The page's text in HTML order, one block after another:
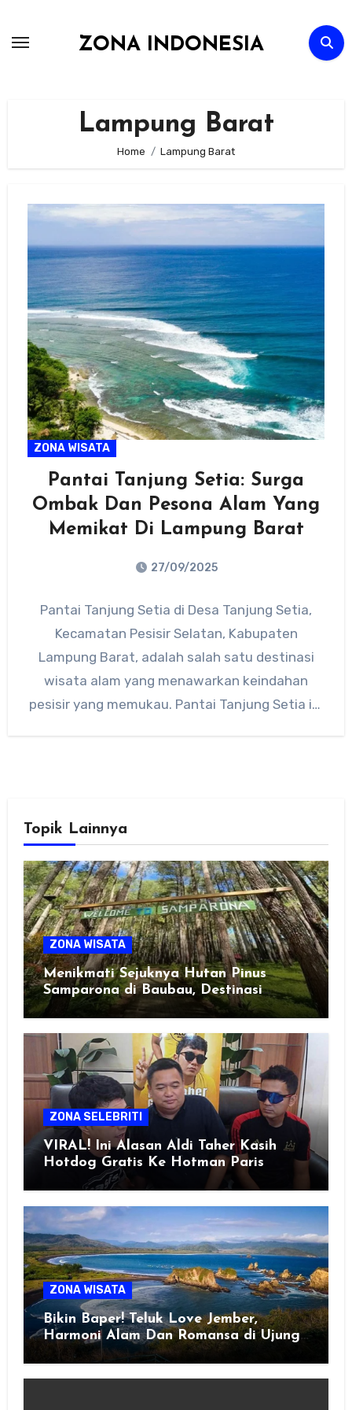
ZONA INDONESIA
Lampung Barat
Home Lampung Barat
ZONA WISATA
Pantai Tanjung Setia: Surga
Ombak Dan Pesona Alam Yang
Memikat Di Lampung Barat
27/09/2025
Comments
Pantai Tanjung Setia di Desa Tanjung Setia,
Kecamatan Pesisir Selatan, Kabupaten
Lampung Barat, adalah salah satu destinasi
wisata alam yang menawarkan keindahan
pesisir yang memukau. Pantai Tanjung Setia ini
Topik Lainnya
ZONA WISATA
Menikmati Sejuknya Hutan Pinus
Samparona di Baubau, Destinasi
Healing Favorit!
ZONA SELEBRITI
VIRAL! Ini Alasan Aldi Taher Kasih
Hotdog Gratis Ke Hotman Paris
ZONA WISATA
Bikin Baper! Teluk Love Jember,
Harmoni Alam Dan Romansa di Ujung
Selatan Jawa